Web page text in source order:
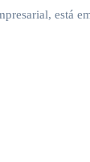
está